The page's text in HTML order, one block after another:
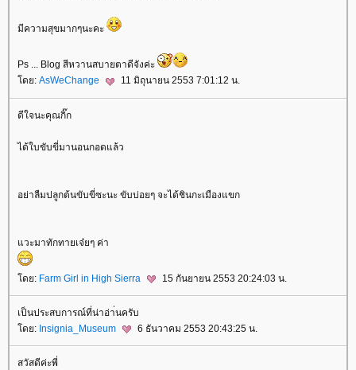
มีความสุขมากๆนะคะ
Ps ... Blog สีหวานสบายตาดีจังค่ะ
ดย: AsWeChange 11 มิถุนายน 2553 7:01:12 น.
ดีใจนะคุณกิ๊ก
ได้ใบขับขี่มานอนกอดแล้ว
อย่าลืมปลูกต้นขับขี่ซะนะ ขับบ่อยๆ จะได้ชินกะเมืองแขก
วะมาทักทายเจ๋ยๆ ค่า
ดย: Farm Girl in High Sierra 15 กันยายน 2553 20:24:03 น.
เป็นประสบการณ์ที่น่าอ่า่นครับ
ดย: Insignia_Museum 6 ธันวาคม 2553 20:43:25 น.
สวัสดีค่ะพี่